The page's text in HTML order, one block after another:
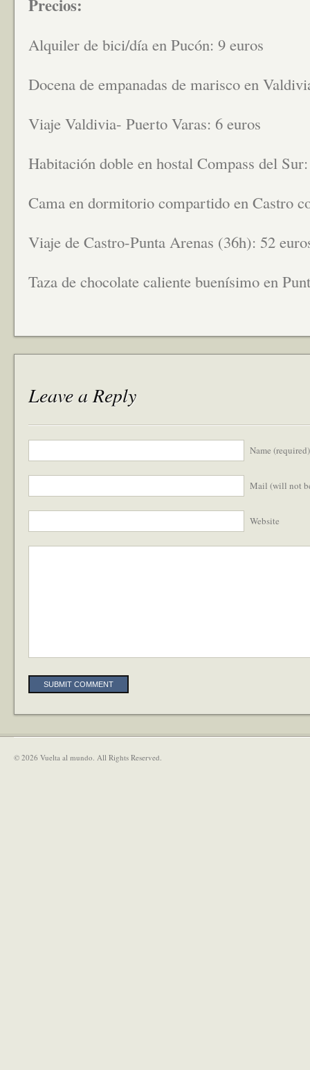
Precios:
Alquiler de bici/día en Pucón: 9 euros
Docena de empanadas de marisco en
Viaje Valdivia- Puerto Varas: 6 euros
Habitación doble en hostal Compass del
Cama en dormitorio compartido en Castro
Viaje de Castro-Punta Arenas (36h): 52
Taza de chocolate caliente buenísimo en
Leave a Reply
Name (required)
Mail (will not
Website
© 2026 Vuelta al mundo. All Rights Reserved.